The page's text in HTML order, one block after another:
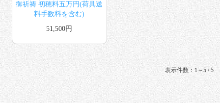
御祈祷 初穂料五万円(荷具送
料手数料を含む)
51,500円
表示件数：1～5 / 5